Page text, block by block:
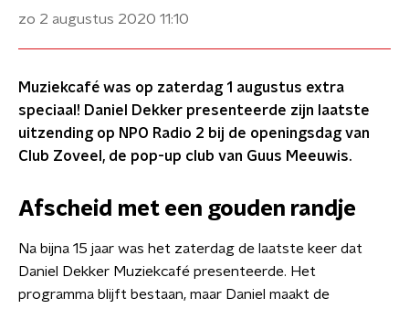
zo 2 augustus 2020 11:10
Muziekcafé was op zaterdag 1 augustus extra
speciaal! Daniel Dekker presenteerde zijn laatste
uitzending op NPO Radio 2 bij de openingsdag van
Club Zoveel, de pop-up club van Guus Meeuwis.
Afscheid met een gouden randje
Na bijna 15 jaar was het zaterdag de laatste keer dat
Daniel Dekker Muziekcafé presenteerde. Het
programma blijft bestaan, maar Daniel maakt de